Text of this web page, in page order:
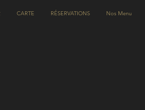
CARTE RÉSERVATIONS Nos Menu